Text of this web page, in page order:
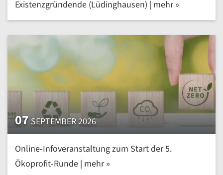
Existenzgründende (Lüdinghausen) | mehr »
07SEPTEMBER 2026
Online-Infoveranstaltung zum Start der 5.
Ökoprofit-Runde | mehr »